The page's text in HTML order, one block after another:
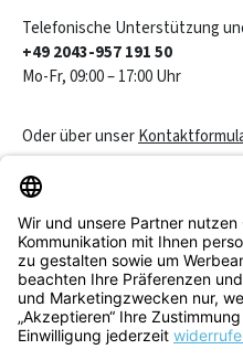
Telefonische Unterstützung
+49 2043-957 191 50
Mo-Fr, 09:00 – 17:00 Uhr
Oder über unser
Service & Beratung
Informationen